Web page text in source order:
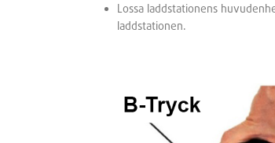
Lossa laddstationens
laddstationen.